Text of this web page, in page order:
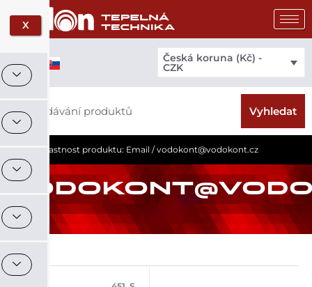
obsah
X
Česká koruna (Kč) -
CZK
Vyhledat
/ Vlastnost produktu: Email / vodokont@vodokont.cz